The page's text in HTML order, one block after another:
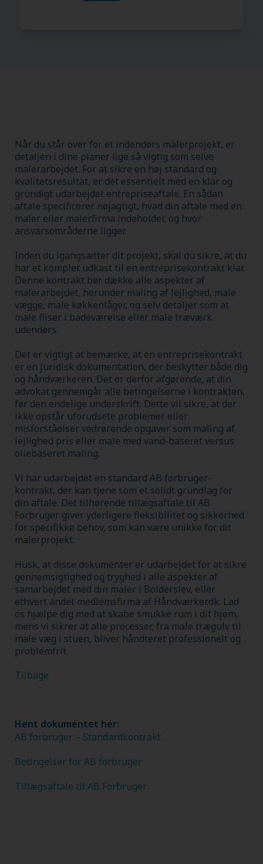
Når du står over for et indendørs malerprojekt, er
detaljen i dine planer lige så vigtig som selve
malerarbejdet. For at sikre en høj standard og
kvalitetsresultat, er det essentielt med en klar og
grundigt udarbejdet entrepriseaftale. En sådan
aftale specificerer nøjagtigt, hvad din aftale med en
maler eller malerfirma indeholder, og hvor
ansvarsområderne ligger.
Inden du igangsætter dit projekt, skal du sikre, at du
har et komplet udkast til en entreprisekontrakt klar.
Denne kontrakt bør dække alle aspekter af
malerarbejdet, herunder maling af lejlighed, male
vægge, male køkkenlåger, og selv detaljer som at
male fliser i badeværelse eller male træværk
udendørs.
Det er vigtigt at bemærke, at en entreprisekontrakt
er en juridisk dokumentation, der beskytter både dig
og håndværkeren. Det er derfor afgørende, at din
advokat gennemgår alle betingelserne i kontrakten,
før den endelige underskrift. Dette vil sikre, at der
ikke opstår uforudsete problemer eller
misforståelser vedrørende opgaver som maling af
lejlighed pris eller male med vand-baseret versus
oliebaseret maling.
Vi har udarbejdet en standard AB forbruger-
kontrakt, der kan tjene som et solidt grundlag for
din aftale. Det tilhørende tillægsaftale til AB
Forbruger giver yderligere fleksibilitet og sikkerhed
for specifikke behov, som kan være unikke for dit
malerprojekt.
Husk, at disse dokumenter er udarbejdet for at sikre
gennemsigtighed og tryghed i alle aspekter af
samarbejdet med din maler i Bolderslev, eller
ethvert andet medlemsfirma af Håndværker.dk. Lad
os hjælpe dig med at skabe smukke rum i dit hjem,
mens vi sikrer at alle processer, fra male trægulv til
male væg i stuen, bliver håndteret professionelt og
problemfrit.
Tilbage
Hent dokumentet her:
AB forbruger – Standardkontrakt
Betingelser for AB forbruger
Tillægsaftale til AB Forbruger